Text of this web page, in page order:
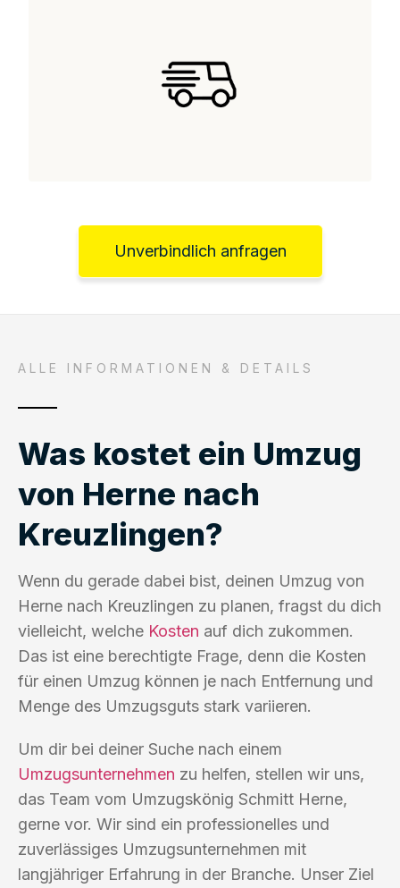
Unverbindlich anfragen
ALLE INFORMATIONEN & DETAILS
Was kostet ein Umzug
von Herne nach
Kreuzlingen?
Wenn du gerade dabei bist, deinen Umzug von
Herne nach Kreuzlingen zu planen, fragst du dich
vielleicht, welche Kosten auf dich zukommen.
Das ist eine berechtigte Frage, denn die Kosten
für einen Umzug können je nach Entfernung und
Menge des Umzugsguts stark variieren.
Um dir bei deiner Suche nach einem
Umzugsunternehmen zu helfen, stellen wir uns,
das Team vom Umzugskönig Schmitt Herne,
gerne vor. Wir sind ein professionelles und
zuverlässiges Umzugsunternehmen mit
langjähriger Erfahrung in der Branche. Unser Ziel